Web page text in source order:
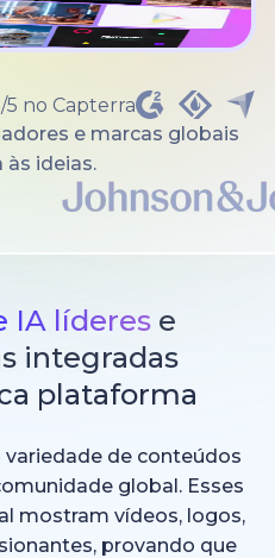
5 no Capterra
e marcas globais
às ideias.
IA líderes e
integradas
plataforma
variedade de conteúdos
global. Esses
mostram vídeos, logos,
provando que